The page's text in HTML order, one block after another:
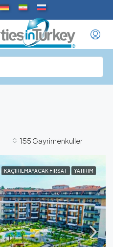
155 Gayrimenkuller
KAÇIRILMAYACAK FIRSAT YATIRIM